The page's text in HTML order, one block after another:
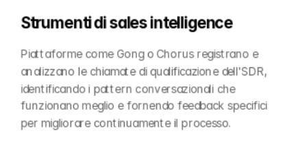
Strumenti di sales intelligence
Piattaforme come Gong o Chorus registrano e
analizzano le chiamate di qualificazione dell'SDR,
identificando i pattern conversazionali che
funzionano meglio e fornendo feedback specifici
per migliorare continuamente il processo.